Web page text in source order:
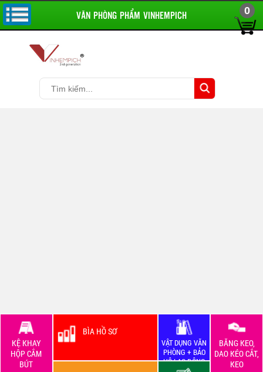
VĂN PHÒNG PHẨM VINHEMPICH
KỆ KHAY
HỘP CẮM
BÚT
BÌA HỒ SƠ
VẬT DỤNG VĂN
PHÒNG + BẢO
HỘ LAO ĐỘNG
BĂNG KEO,
DAO KÉO CẮT,
KEO
0